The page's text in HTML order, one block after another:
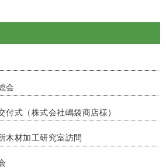
会
付式（株式会社嶋袋商店様）
木材加工研究室訪問